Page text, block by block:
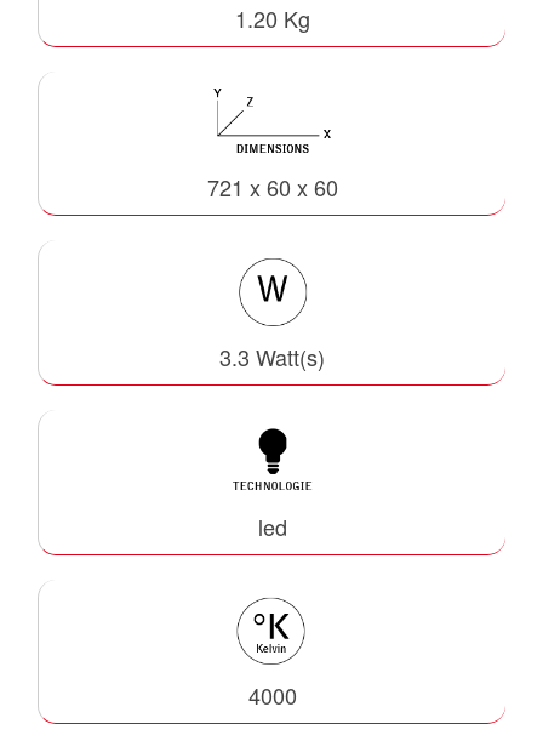
1.20 Kg
721 x 60 x 60
3.3 Watt(s)
led
4000